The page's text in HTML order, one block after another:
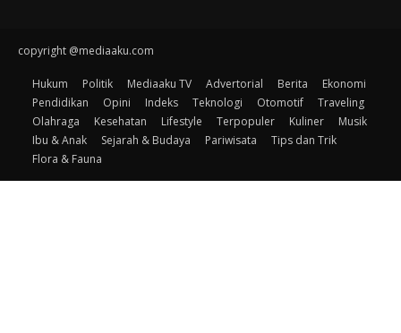
copyright @mediaaku.com
Hukum Politik Mediaaku TV Advertorial Berita
Ekonomi
Pendidikan
Opini Indeks Teknologi Otomotif
Traveling
Olahraga
Kesehatan Lifestyle Terpopuler Kuliner
Musik
Ibu & Anak
Sejarah & Budaya Pariwisata
Tips dan Trik
Flora & Fauna